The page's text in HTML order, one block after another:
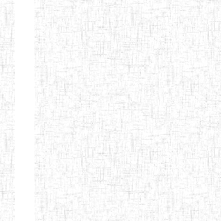
Début Préc. 1 2 3 4 5
6
Suivant
Fin
Etablissements
d'enseignement
secondaire
technique
et
professionnel